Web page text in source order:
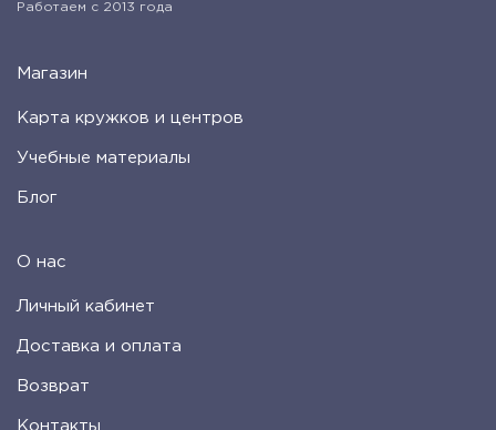
Работаем с 2013 года
Магазин
Карта кружков и центров
Учебные материалы
Блог
О нас
Личный кабинет
Доставка и оплата
Возврат
Контакты